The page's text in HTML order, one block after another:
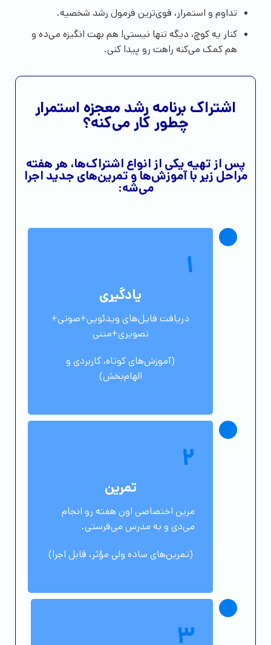
تداوم و استمرار، قوی‌ترین فرمول رشد شخصیه.
کنار یه کوچ، دیگه تنها نیستی! هم بهت انگیزه می‌ده و
هم کمک می‌کنه راهت رو پیدا کنی.
اشتراک برنامه رشد معجزه استمرار
چطور کار می‌کنه؟
پس از تهیه یکی از انواع اشتراک‌ها، هر هفته‌
مراحل زیر با آموزش‌ها و تمرین‌های جدید اجرا
می‌شه:
1
یادگیری
دریافت فایل‌های ویدئویی+صوتی+
تصویری+متنی
(آموزش‌های کوتاه، کاربردی و
الهام‌بخش)
2
تمرین
مرین اختصاصی اون هفته رو انجام
می‌دی و به مدرس می‌فرستی.
(تمرین‌های ساده ولی مؤثر، قابل اجرا)
3